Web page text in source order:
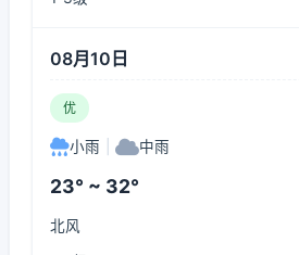
08月10日
优
小雨 中雨
23° ~ 32°
北风